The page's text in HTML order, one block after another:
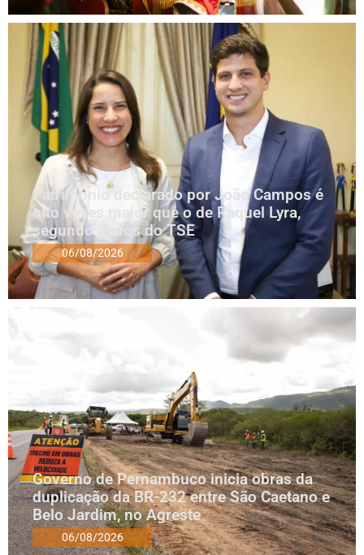
Patrimônio declarado por João Campos é
oito vezes maior que o de Raquel Lyra,
segundo dados do TSE
06/08/2026
Governo de Pernambuco inicia obras da
duplicação da BR-232 entre São Caetano e
Belo Jardim, no Agreste
06/08/2026